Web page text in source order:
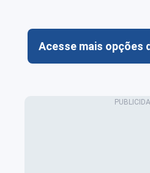
Acesse mais opções